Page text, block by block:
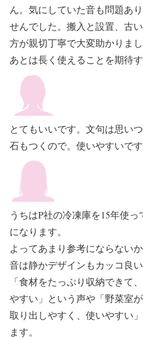
ん。気にしていた音も問題あり
せんでした。搬入と設置、古
方が親切丁寧で大変助かりまし
あとは長く使えることを期待す
とてもいいです。文句は思い
石もつくので。使いやすいです
うちはP社の冷凍庫を15年使
になります。
よってあまり参考にならないか
音は静かデザインもカッコ良
「食材をたっぷり収納できて
やすい」という声や 「野菜室
取り出しやすく、使いやすい
ます。